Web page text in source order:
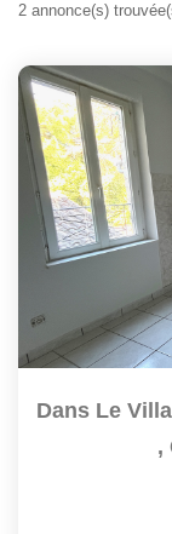
2 annonce(s)
,